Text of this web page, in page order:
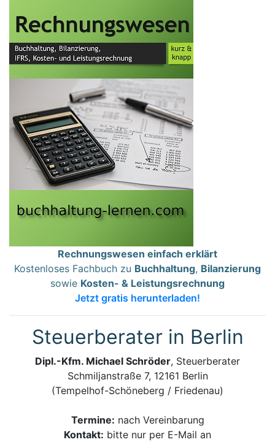
Rechnungswesen einfach erklärt
Kostenloses Fachbuch zu Buchhaltung, Bilanzierung
sowie Kosten- & Leistungsrechnung
Jetzt gratis herunterladen!
Steuerberater in Berlin
Dipl.-Kfm. Michael Schröder, Steuerberater
Schmiljanstraße 7, 12161 Berlin
(Tempelhof-Schöneberg / Friedenau)
Termine: nach Vereinbarung
Kontakt: bitte nur per E-Mail an